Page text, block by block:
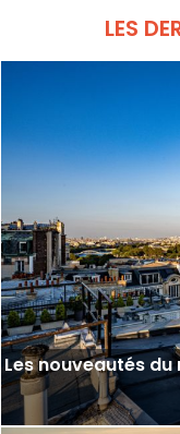
LES
Les nouveautés